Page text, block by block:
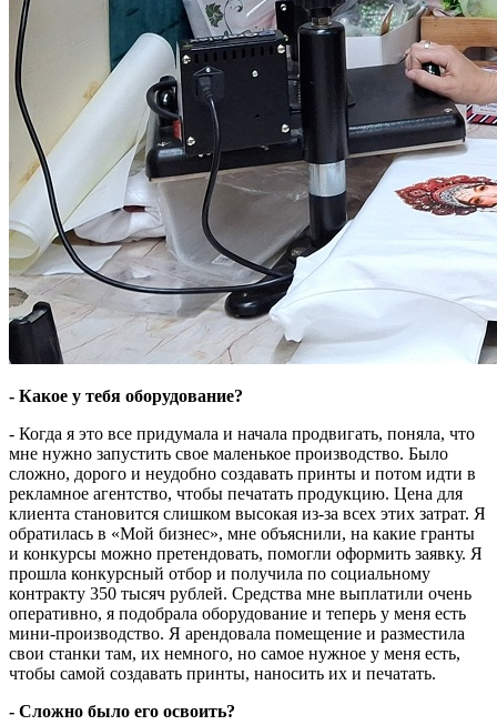
- Какое у тебя оборудование?
- Когда я это все придумала и начала продвигать, поняла, что
мне нужно запустить свое маленькое производство. Было
сложно, дорого и неудобно создавать принты и потом идти в
рекламное агентство, чтобы печатать продукцию. Цена для
клиента становится слишком высокая из-за всех этих затрат. Я
обратилась в «Мой бизнес», мне объяснили, на какие гранты
и конкурсы можно претендовать, помогли оформить заявку. Я
прошла конкурсный отбор и получила по социальному
контракту 350 тысяч рублей. Средства мне выплатили очень
оперативно, я подобрала оборудование и теперь у меня есть
мини-производство. Я арендовала помещение и разместила
свои станки там, их немного, но самое нужное у меня есть,
чтобы самой создавать принты, наносить их и печатать.
- Сложно было его освоить?